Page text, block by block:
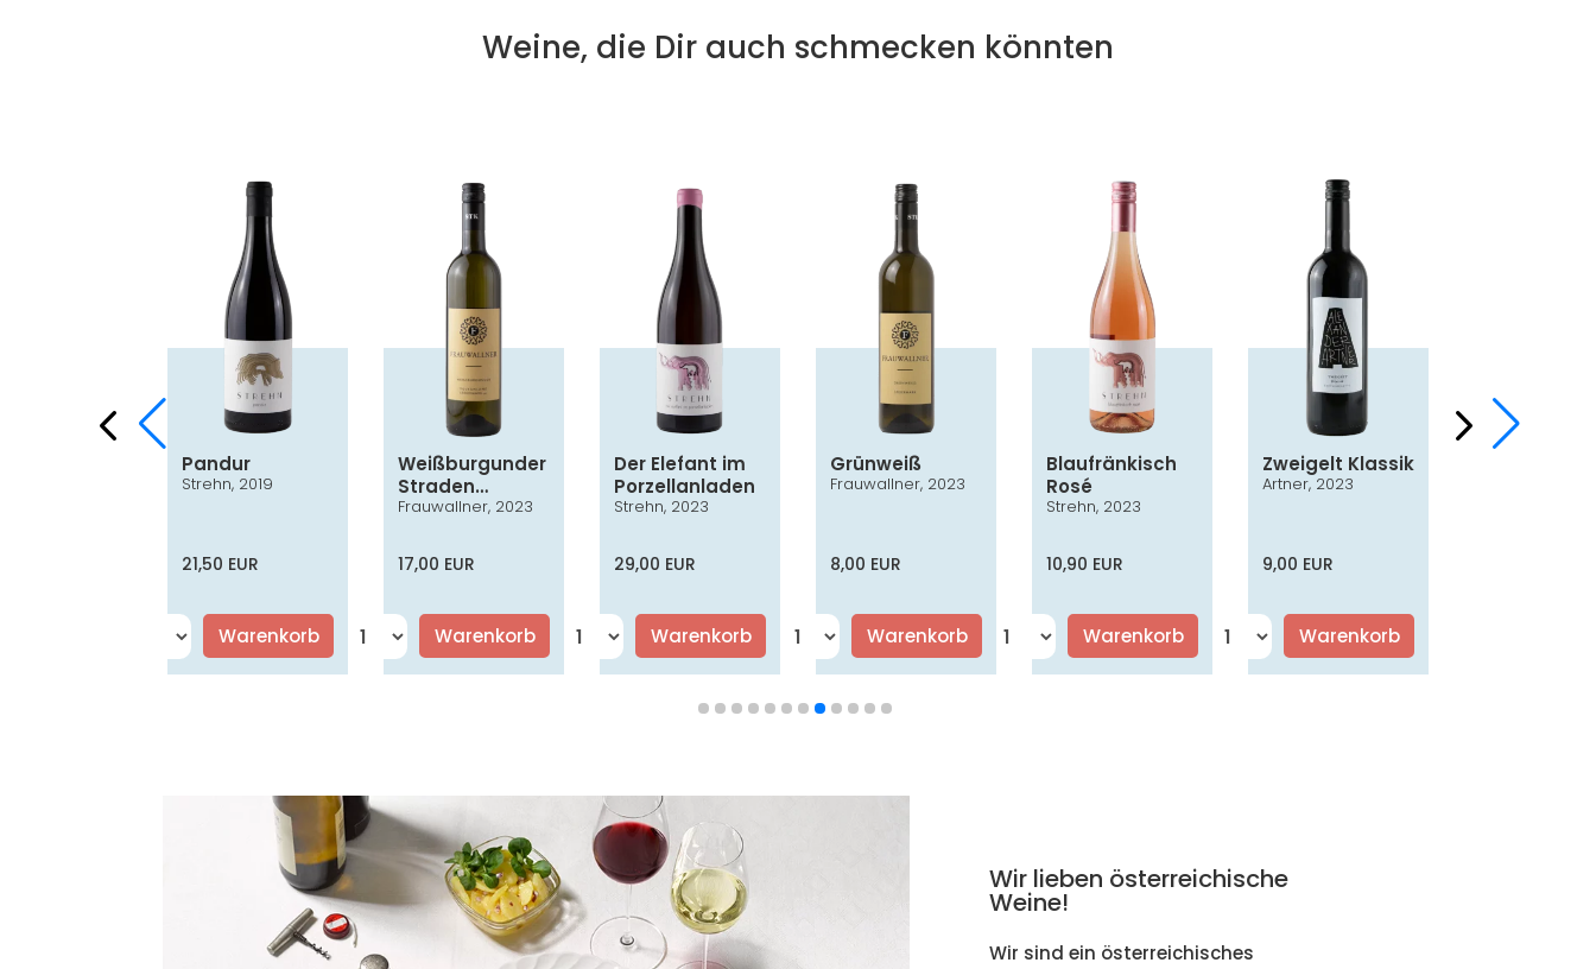
Weine, die Dir auch schmecken könnten
Pandur
Strehn, 2019
21,50 EUR
Warenkorb
Weißburgunder
Straden
Vulkanland
Frauwallner, 2023
17,00 EUR
Warenkorb
Der Elefant im
Porzellanladen
Strehn, 2023
29,00 EUR
Warenkorb
Grünweiß
Frauwallner, 2023
8,00 EUR
Warenkorb
Blaufränkisch
Rosé
Strehn, 2023
10,90 EUR
Warenkorb
Zweigelt Klassik
Artner, 2023
9,00 EUR
Warenkorb
Wir lieben österreichische
Weine!
Wir sind ein österreichisches